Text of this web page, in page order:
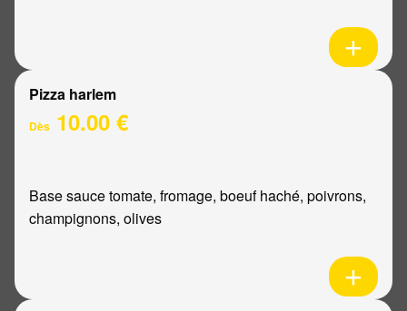
Pizza harlem
Dès 10.00 €
Base sauce tomate, fromage, boeuf haché, poivrons,
champignons, olives